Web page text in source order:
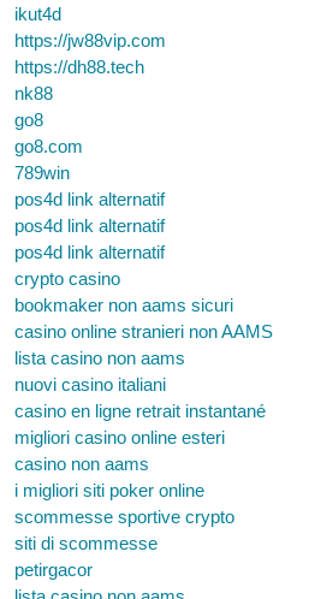
ikut4d
https://jw88vip.com
https://dh88.tech
nk88
go8
go8.com
789win
pos4d link alternatif
pos4d link alternatif
pos4d link alternatif
crypto casino
bookmaker non aams sicuri
casino online stranieri non AAMS
lista casino non aams
nuovi casino italiani
casino en ligne retrait instantané
migliori casino online esteri
casino non aams
i migliori siti poker online
scommesse sportive crypto
siti di scommesse
petirgacor